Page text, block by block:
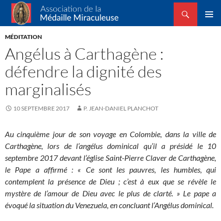
Association de la Médaille Miraculeuse
Recherche
ALLER
AU
MÉDITATION
Angélus à Carthagène :
défendre la dignité des
marginalisés
10 SEPTEMBRE 2017 P. JEAN-DANIEL PLANCHOT
Au cinquième jour de son voyage en Colombie, dans la ville de
Carthagène, lors de l’angélus dominical qu’il a présidé le 10
septembre 2017 devant l’église Saint-Pierre Claver de Carthagène,
le Pape a affirmé : « Ce sont les pauvres, les humbles, qui
contemplent la présence de Dieu ; c’est à eux que se révèle le
mystère de l’amour de Dieu avec le plus de clarté. » Le pape a
évoqué la situation du Venezuela, en concluant l’Angélus dominical.